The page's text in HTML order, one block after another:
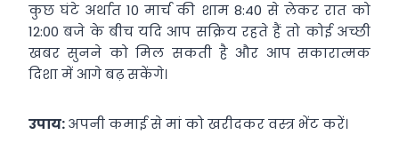
कुछ घंटे अर्थात 10 मार्च की शाम 8:40 से लेकर रात को
12:00 बजे के बीच यदि आप सक्रिय रहते हैं तो कोई अच्छी
खबर सुनने को मिल सकती है और आप सकारात्मक
दिशा में आगे बढ़ सकेंगे।
उपाय:अपनी कमाई से मां को खरीदकर वस्त्र भेंट करें।